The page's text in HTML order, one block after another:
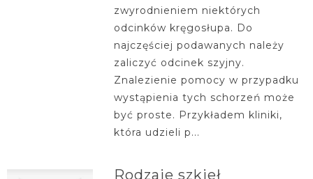
zwyrodnieniem niektórych
odcinków kręgosłupa. Do
najczęściej podawanych należy
zaliczyć odcinek szyjny.
Znalezienie pomocy w przypadku
wystąpienia tych schorzeń może
być proste. Przykładem kliniki,
która udzieli p...
Rodzaje szkieł